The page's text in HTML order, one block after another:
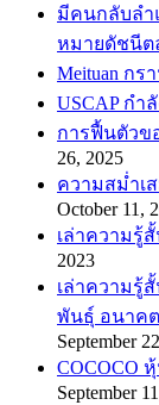
มีคนกลับลำ
หมายดัชนีต
Meituan ก
USCAP กำ
การฟื้นตัวข
26, 2025
ความสม่ำเ
October 11,
เล่าความรู้
2023
เล่าความรู้
พันธ์ุ อนาคต
September
COCOCO
September